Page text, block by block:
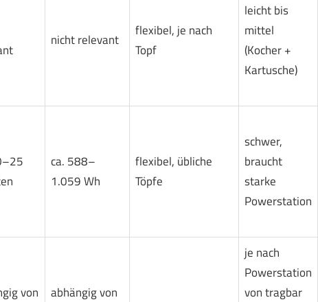
nicht relevant
flexibel, je nach
Topf
leicht bis
mittel
(Kocher +
Kartusche)
ca. 588–
1.059 Wh
flexibel, übliche
Töpfe
schwer,
braucht
starke
Powerstation
von
abhängig von
je nach
Powerstation
von tragbar